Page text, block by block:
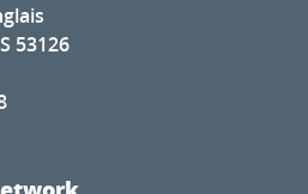
53126